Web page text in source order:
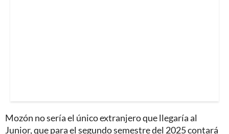
Mozón no sería el único extranjero que llegaría al
Junior, que para el segundo semestre del 2025 contará